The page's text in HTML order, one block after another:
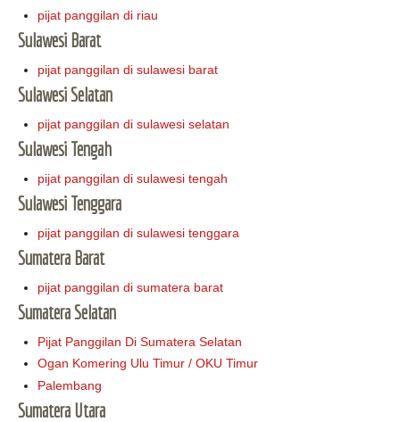
pijat panggilan di riau
Sulawesi Barat
pijat panggilan di sulawesi barat
Sulawesi Selatan
pijat panggilan di sulawesi selatan
Sulawesi Tengah
pijat panggilan di sulawesi tengah
Sulawesi Tenggara
pijat panggilan di sulawesi tenggara
Sumatera Barat
pijat panggilan di sumatera barat
Sumatera Selatan
Pijat Panggilan Di Sumatera Selatan
Ogan Komering Ulu Timur / OKU Timur
Palembang
Sumatera Utara